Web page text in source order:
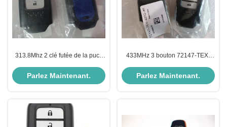
313.8Mhz 2 clé futée de la puce
pour la ville de Honda Fit
Parlez Maintenant.
433MHz 3 bouton 72147-TEX-
de Honda
Parlez Maintenant.